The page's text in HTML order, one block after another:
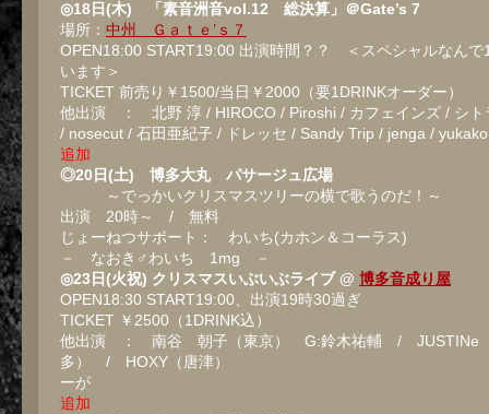
◎18日(木) 「素音洲音vol.12 総決算」＠Gate’s 7
場所： 中州 Ｇａｔｅ’ｓ７
OPEN18:00 START19:00 出演時間？？ ＜スペシャルなんで
います＞
TICKET 前売り￥1500/当日￥2000（要1DRINKオーダー）
他出演 ： 北野 淳 / HIROCO / Piroshi / カフェインズ / シト
/ nosecut / 石田亜紀子 / ドレッセ / Sandy Trip / jenga / yukako
追加
◎20日(土) 博多大丸 パサージュ広場
～でっかいクリスマスツリーの横で歌うのだ！～
出演 20時～ / 無料
じょーねつサポート： わいち(カホン＆コーラス)
－ なおき♂わいち 1mg －
◎23日(火祝) クリスマスいぶいぶライブ @ 博多音成り屋
OPEN18:30 START19:00、出演19時30過ぎ
TICKET ￥2500（1DRINK込）
他出演 ： 南谷 朝子（東京） G:鈴木祐輔 / JUSTINe
多） / HOXY（唐津）
ーが
追加